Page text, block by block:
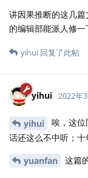
讲因果推断的这几
的编辑部能派人修一
yihui 回复了此帖
yihui 2022年
yihui
唉，这
话还这么不中听；十
yuanfan 这篇